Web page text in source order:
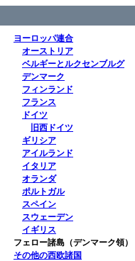
ヨーロッパ連合
オーストリア
ベルギーとルクセンブルグ
デンマーク
フィンランド
フランス
ドイツ
旧西ドイツ
ギリシア
アイルランド
イタリア
オランダ
ポルトガル
スペイン
スウェーデン
イギリス
フェロー諸島（デンマーク領）
その他の西欧諸国